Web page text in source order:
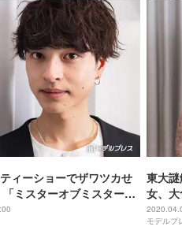
ィーショーでザワツカせ
ミスターオブミスター」
賞・新納侃さんの素顔に
東大
女、
裏語る
賞・中
モデルプ